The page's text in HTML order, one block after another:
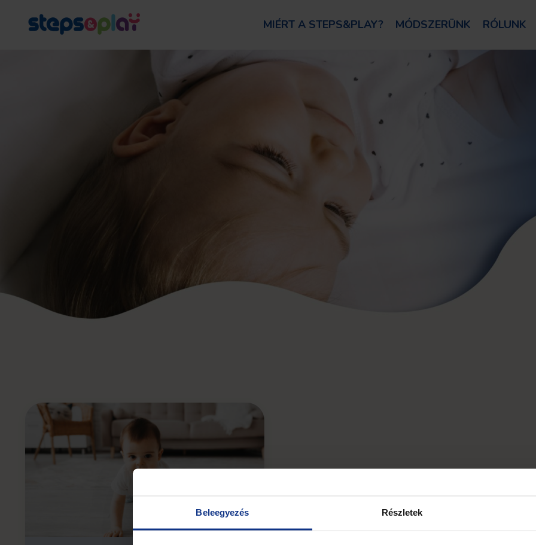
Beleegyezés Részletek
MIÉRT A STEPS&PLAY? MÓDSZERÜNK RÓLUNK